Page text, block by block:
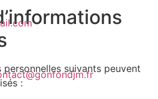
suivants peuvent
: